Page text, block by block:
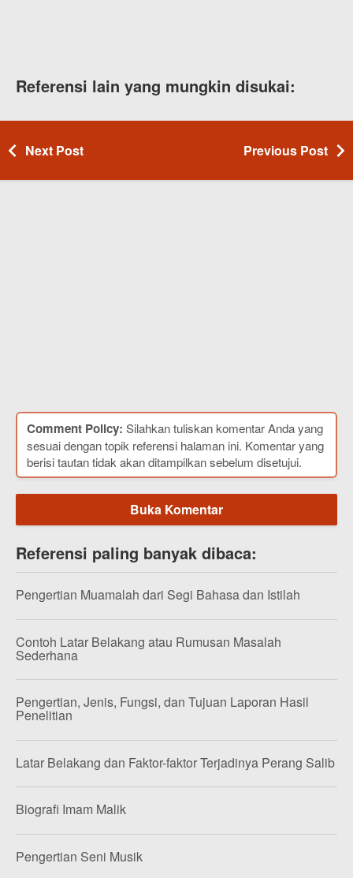
Referensi lain yang mungkin disukai:
Next Post Previous Post
Comment Policy: Silahkan tuliskan komentar Anda yang
sesuai dengan topik referensi halaman ini. Komentar yang
berisi tautan tidak akan ditampilkan sebelum disetujui.
Buka Komentar
Referensi paling banyak dibaca:
Pengertian Muamalah dari Segi Bahasa dan Istilah
Contoh Latar Belakang atau Rumusan Masalah
Sederhana
Pengertian, Jenis, Fungsi, dan Tujuan Laporan Hasil
Penelitian
Latar Belakang dan Faktor-faktor Terjadinya Perang Salib
Biografi Imam Malik
Pengertian Seni Musik